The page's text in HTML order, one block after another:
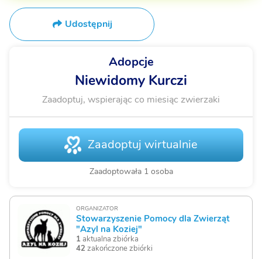
Udostępnij
Adopcje
Niewidomy Kurczi
Zaadoptuj, wspierając co miesiąc zwierzaki
Zaadoptuj wirtualnie
Zaadoptowała 1 osoba
ORGANIZATOR
Stowarzyszenie Pomocy dla Zwierząt
"Azyl na Koziej"
1aktualna zbiórka
42 zakończone zbiórki